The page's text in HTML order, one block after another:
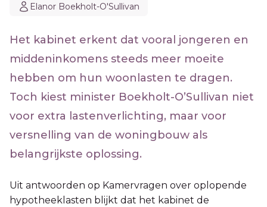
Elanor Boekholt-O'Sullivan
Het kabinet erkent dat vooral jongeren en
middeninkomens steeds meer moeite
hebben om hun woonlasten te dragen.
Toch kiest minister Boekholt-O’Sullivan niet
voor extra lastenverlichting, maar voor
versnelling van de woningbouw als
belangrijkste oplossing.
Uit antwoorden op Kamervragen over oplopende
hypotheeklasten blijkt dat het kabinet de